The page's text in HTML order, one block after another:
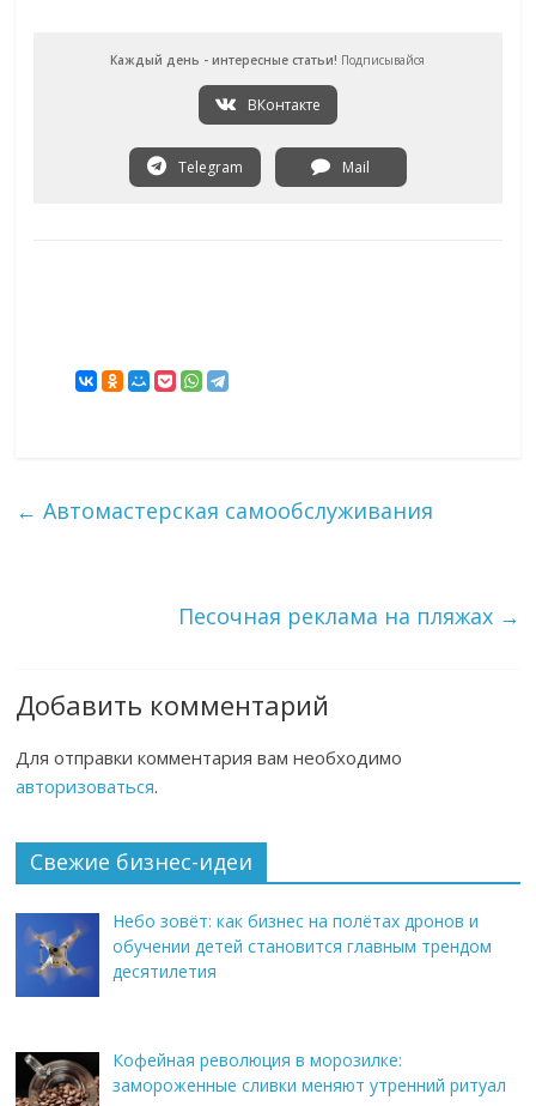
Каждый день - интересные статьи! Подписывайся
ВКонтакте
Telegram Mail
← Автомастерская самообслуживания
Песочная реклама на пляжах →
Добавить комментарий
Для отправки комментария вам необходимо
авторизоваться.
Свежие бизнес-идеи
Небо зовёт: как бизнес на полётах дронов и
обучении детей становится главным трендом
десятилетия
Кофейная революция в морозилке:
замороженные сливки меняют утренний ритуал